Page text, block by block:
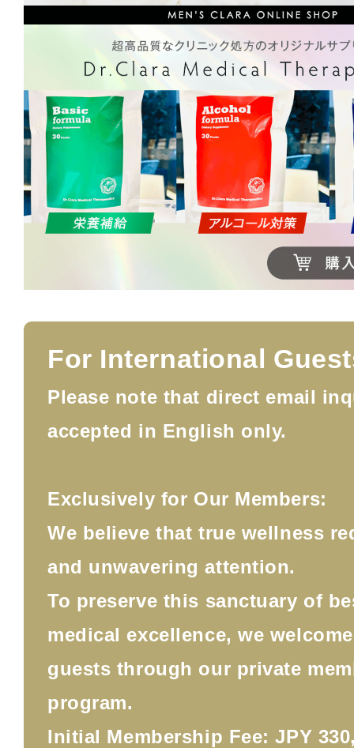
For International
Please note that direct email
accepted in English only.
Exclusively for Our Members:
We believe that true wellness
and unwavering attention.
To preserve this sanctuary of
medical excellence, we
guests through our private
program.
Initial Membership Fee: JPY